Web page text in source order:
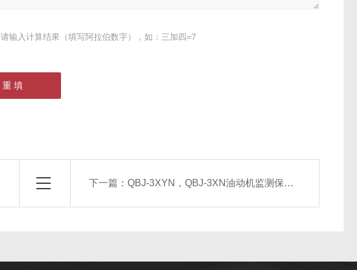
请输入计算结果（填写阿拉伯数字），如：三加四=7
下一篇： QBJ-3XYN，QBJ-3XN油动机监测保护仪（生产厂家）